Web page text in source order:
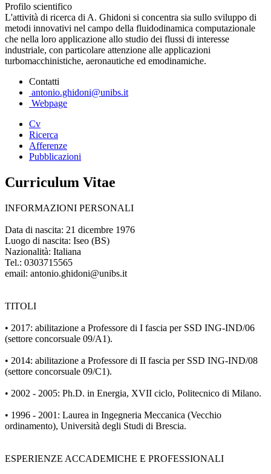
Profilo scientifico
L'attività di ricerca di A. Ghidoni si concentra sia sullo sviluppo di
metodi innovativi nel campo della fluidodinamica computazionale
che nella loro applicazione allo studio dei flussi di interesse
industriale, con particolare attenzione alle applicazioni
turbomacchinistiche, aeronautiche ed emodinamiche.
Contatti
antonio.ghidoni@unibs.it
Webpage
Cv
Ricerca
Afferenze
Pubblicazioni
Curriculum Vitae
INFORMAZIONI PERSONALI
Data di nascita: 21 dicembre 1976
Luogo di nascita: Iseo (BS)
Nazionalità: Italiana
Tel.: 0303715565
email: antonio.ghidoni@unibs.it
TITOLI
• 2017: abilitazione a Professore di I fascia per SSD ING-IND/06
(settore concorsuale 09/A1).
• 2014: abilitazione a Professore di II fascia per SSD ING-IND/08
(settore concorsuale 09/C1).
• 2002 - 2005: Ph.D. in Energia, XVII ciclo, Politecnico di Milano.
• 1996 - 2001: Laurea in Ingegneria Meccanica (Vecchio
ordinamento), Università degli Studi di Brescia.
ESPERIENZE ACCADEMICHE E PROFESSIONALI